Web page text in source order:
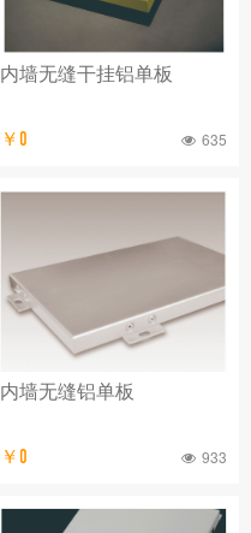
内墙无缝干挂铝单板
￥0 635
内墙无缝铝单板
￥0 933